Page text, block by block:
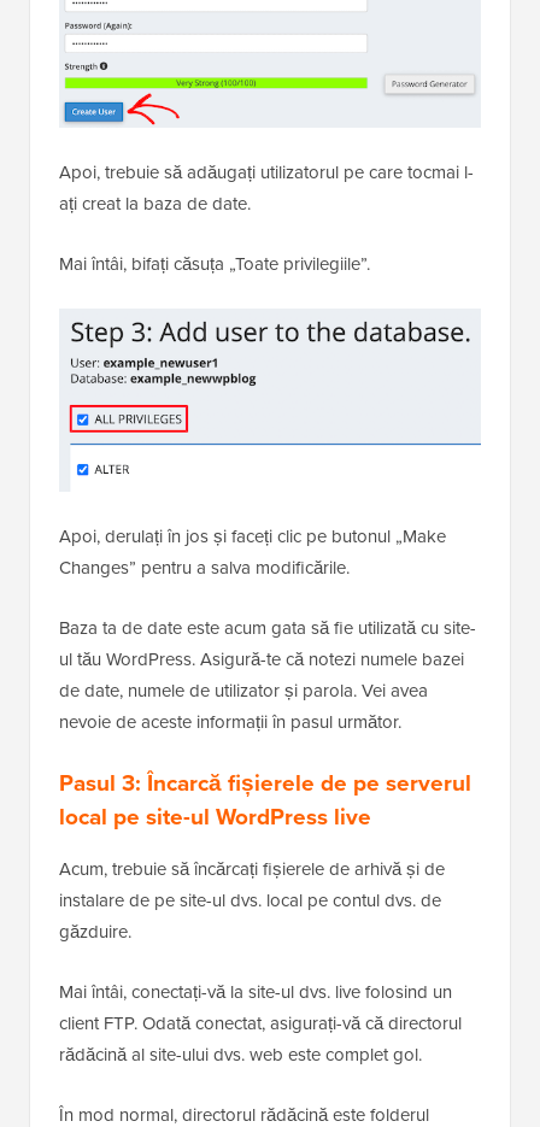
Apoi, trebuie să adăugați utilizatorul pe care tocmai l-
ați creat la baza de date.
Mai întâi, bifați căsuța „Toate privilegiile”.
Apoi, derulați în jos și faceți clic pe butonul „Make
Changes” pentru a salva modificările.
Baza ta de date este acum gata să fie utilizată cu site-
ul tău WordPress. Asigură-te că notezi numele bazei
de date, numele de utilizator și parola. Vei avea
nevoie de aceste informații în pasul următor.
Pasul 3: Încarcă fișierele de pe serverul
local pe site-ul WordPress live
Acum, trebuie să încărcați fișierele de arhivă și de
instalare de pe site-ul dvs. local pe contul dvs. de
găzduire.
Mai întâi, conectați-vă la site-ul dvs. live folosind un
client FTP. Odată conectat, asigurați-vă că directorul
rădăcină al site-ului dvs. web este complet gol.
În mod normal, directorul rădăcină este folderul